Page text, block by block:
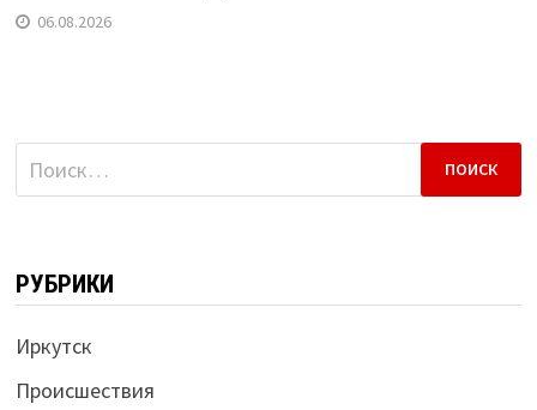
06.08.2026
Найти:
РУБРИКИ
Иркутск
Происшествия